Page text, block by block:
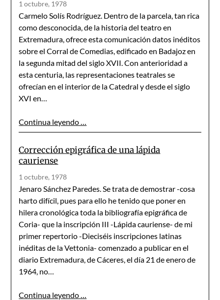
1 octubre, 1978
Carmelo Solís Rodríguez. Dentro de la parcela, tan rica
como desconocida, de la historia del teatro en
Extremadura, ofrece esta comunicación datos inéditos
sobre el Corral de Comedias, edificado en Badajoz en
la segunda mitad del siglo XVII. Con anterioridad a
esta centuria, las representaciones teatrales se
ofrecían en el interior de la Catedral y desde el siglo
XVI en…
Continua leyendo …
Corrección epigráfica de una lápida
cauriense
1 octubre, 1978
Jenaro Sánchez Paredes. Se trata de demostrar -cosa
harto difícil, pues para ello he tenido que poner en
hilera cronológica toda la bibliografía epigráfica de
Coria- que la inscripción III -Lápida cauriense- de mi
primer repertorio -Dieciséis inscripciones latinas
inéditas de la Vettonia- comenzado a publicar en el
diario Extremadura, de Cáceres, el día 21 de enero de
1964, no…
Continua leyendo …